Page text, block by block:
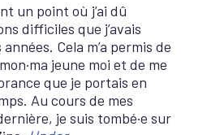
un point où j’ai dû
difficiles que j’avais
Cela m’a permis de
jeune moi et de me
que je portais en
Au cours de mes
je suis tombé·e sur